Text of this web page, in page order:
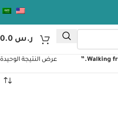
ر.س
عرض النتيجة الوحيدة